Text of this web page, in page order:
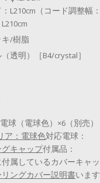
L210cm（コード調整幅：
/樹脂
透明）［B4/crystal］
球（電球色）×6（別売）
対応電球：
ア：電球色
付属品：
キャップ
属しているカバーキャ
います
ングカバー説明書